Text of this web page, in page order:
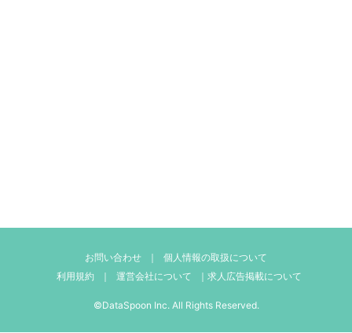
お問い合わせ ｜
個人情報の取扱について
利用規約
｜ 運営会社について ｜ 求人広告掲載について
©DataSpoon Inc. All Rights Reserved.